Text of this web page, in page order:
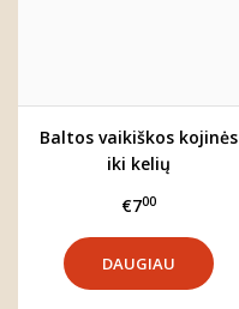
Baltos vaikiškos kojinės
iki kelių
€700
DAUGIAU